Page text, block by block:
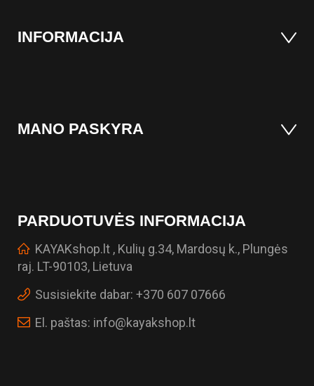
INFORMACIJA
MANO PASKYRA
PARDUOTUVĖS INFORMACIJA
KAYAKshop.lt , Kulių g.34, Mardosų k., Plungės
raj. LT-90103, Lietuva
Susisiekite dabar: +370 607 07666
El. paštas: info@kayakshop.lt